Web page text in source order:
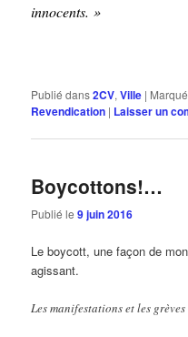
innocents. »
Publié dans2CV,Ville |
Revendication | Laisser un
Boycottons!…
Publié le9 juin 2016
Le boycott, une façon de
agissant.
Les manifestations et les